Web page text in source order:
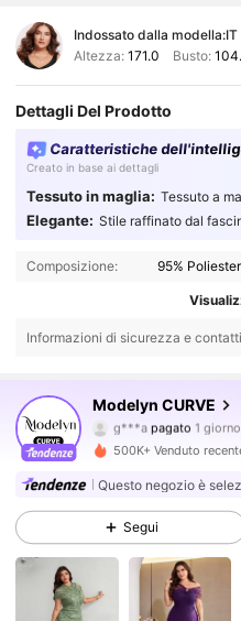
Indossato dalla modella:IT
Altezza: 171.0 Busto:
Dettagli Del Prodotto
Caratteristiche
Creato in base ai dettagli
Tessuto in maglia: Tessuto a
Elegante: Stile raffinato dal
Composizione: 95%
Informazioni di sicurezza e contatti
Modelyn CURVE
4.85
319K Follower
g***apagato 1
m***c
segue 2 ore fa
4.85 319K Follower
500K+ Venduto
Questo negozio è
Segui